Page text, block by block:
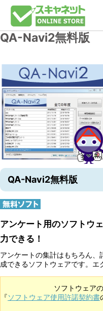
QA-Navi2無料版
QA-Navi2無料版
アンケート用のソフトウ
力できる！
アンケートの集計はもちろん
成できるソフトウェアです。エ
ソフトウェア
『ソフトウェア使用許諾契約書